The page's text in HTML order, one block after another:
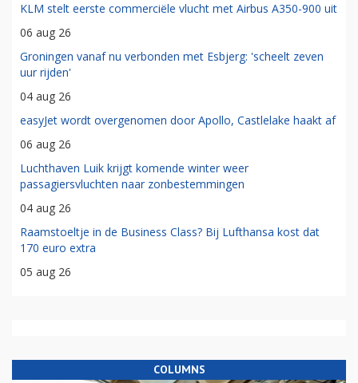
KLM stelt eerste commerciële vlucht met Airbus A350-900 uit
06 aug 26
Groningen vanaf nu verbonden met Esbjerg: 'scheelt zeven
uur rijden'
04 aug 26
easyJet wordt overgenomen door Apollo, Castlelake haakt af
06 aug 26
Luchthaven Luik krijgt komende winter weer
passagiersvluchten naar zonbestemmingen
04 aug 26
Raamstoeltje in de Business Class? Bij Lufthansa kost dat
170 euro extra
05 aug 26
COLUMNS